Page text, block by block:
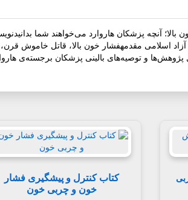
بالا؛ آنچه پزشکان هاروارد می‌خواهند شما
اسلامی مقدمهفشار خون بالا، قاتل خاموش
و توصیه‌های بالینی پزشکان برجسته‌ی
کتاب کنترل و پیشگیری فشار
خون و چربی خون